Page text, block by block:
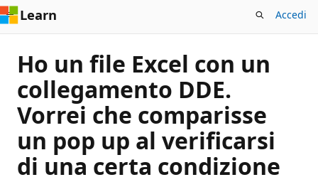
Learn Accedi
Ho un file Excel con un
collegamento DDE.
Vorrei che comparisse
un pop up al verificarsi
di una certa condizione